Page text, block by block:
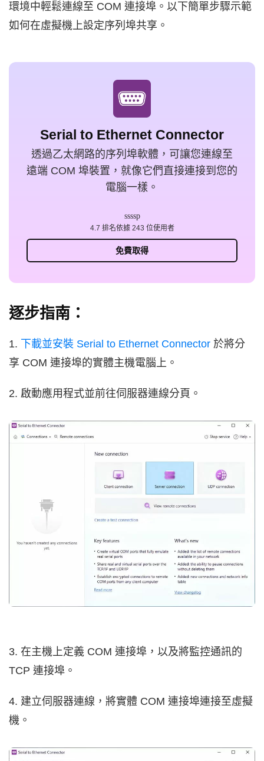
環境中輕鬆連線至 COM 連接埠。以下簡單步驟示範
如何在虛擬機上設定序列埠共享。
Serial to Ethernet Connector
透過乙太網路的序列埠軟體，可讓您連線至
遠端 COM 埠裝置，就像它們直接連接到您的
電腦一樣。
免費取得
4.7 排名依據 243 位使用者
逐步指南：
1. 下載並安裝 Serial to Ethernet Connector 於將分
享 COM 連接埠的實體主機電腦上。
2. 啟動應用程式並前往伺服器連線分頁。
3. 在主機上定義 COM 連接埠，以及將監控通訊的
TCP 連接埠。
4. 建立伺服器連線，將實體 COM 連接埠連接至虛擬
機。